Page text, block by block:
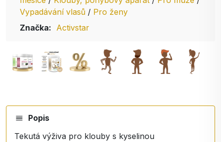
Vypadávání vlasů / Pro ženy
Značka: Activstar
Popis
Tekutá výživa pro klouby s kyselinou